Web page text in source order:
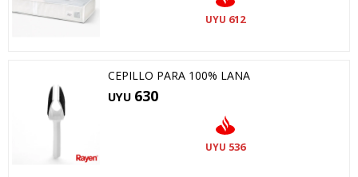
UYU 612
CEPILLO PARA 100% LANA
UYU 630
UYU 536